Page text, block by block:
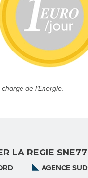
de l’Energie.
LA REGIE SNE77
AGENCE SUD